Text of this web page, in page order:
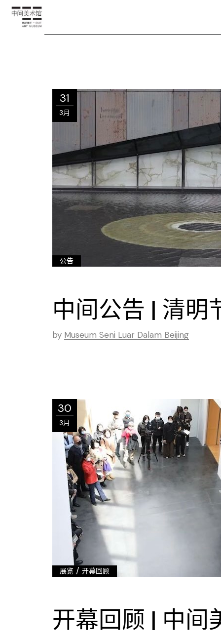
31
3月
公告
中间公告 | 清明
by Museum Seni Luar Dalam Beijing
30
3月
展览 / 开幕回顾
开幕回顾 | 中间